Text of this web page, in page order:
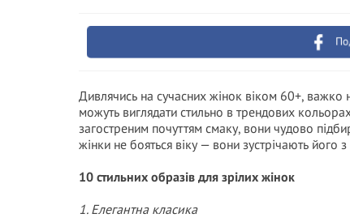
Дивлячись на сучасних жінок віком 60+, важко
можуть виглядати стильно в трендових
загостреним почуттям смаку, вони чудово
жінки не бояться віку — вони зустрічають його
10 стильних образів для зрілих жінок
1. Елегантна класика